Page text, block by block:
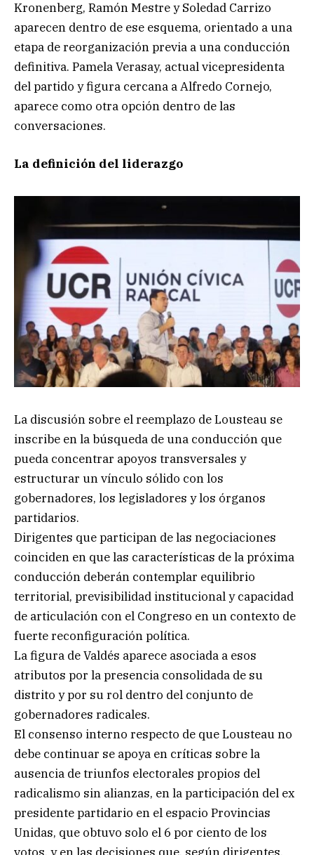
Kronenberg, Ramón Mestre y Soledad Carrizo
aparecen dentro de ese esquema, orientado a una
etapa de reorganización previa a una conducción
definitiva. Pamela Verasay, actual vicepresidenta
del partido y figura cercana a Alfredo Cornejo,
aparece como otra opción dentro de las
conversaciones.
La definición del liderazgo
La discusión sobre el reemplazo de Lousteau se
inscribe en la búsqueda de una conducción que
pueda concentrar apoyos transversales y
estructurar un vínculo sólido con los
gobernadores, los legisladores y los órganos
partidarios.
Dirigentes que participan de las negociaciones
coinciden en que las características de la próxima
conducción deberán contemplar equilibrio
territorial, previsibilidad institucional y capacidad
de articulación con el Congreso en un contexto de
fuerte reconfiguración política.
La figura de Valdés aparece asociada a esos
atributos por la presencia consolidada de su
distrito y por su rol dentro del conjunto de
gobernadores radicales.
El consenso interno respecto de que Lousteau no
debe continuar se apoya en críticas sobre la
ausencia de triunfos electorales propios del
radicalismo sin alianzas, en la participación del ex
presidente partidario en el espacio Provincias
Unidas, que obtuvo solo el 6 por ciento de los